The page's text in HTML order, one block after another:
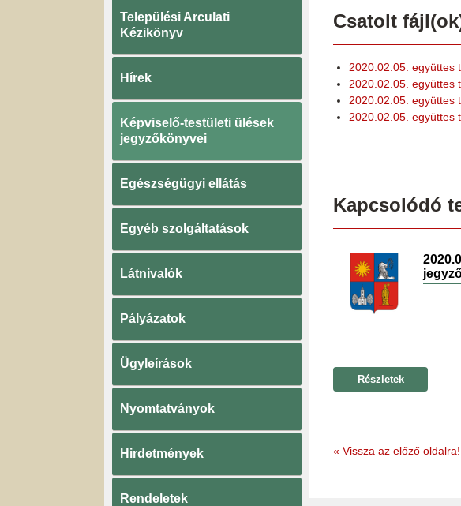
Települési Arculati
Kézikönyv
Hírek
Képviselő-testületi ülések
jegyzőkönyvei
Egészségügyi ellátás
Egyéb szolgáltatások
Látnivalók
Pályázatok
Ügyleírások
Nyomtatványok
Hirdetmények
Rendeletek
Csatolt
2020.02.05. együttes
2020.02.05. együttes
2020.02.05. együttes
2020.02.05. együttes
Kapcsolódó
Részletek
« Vissza az előző oldalra!